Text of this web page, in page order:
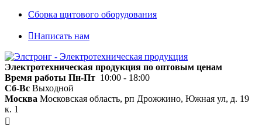
Сборка щитового оборудования
Написать нам
Электротехническая продукция по оптовым ценам
Время работы Пн-Пт 10:00 - 18:00
Сб-Вс Выходной
Москва Московская область, рп Дрожжино, Южная ул, д. 19
к. 1